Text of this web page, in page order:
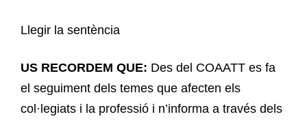
Llegir la sentència
US RECORDEM QUE: Des del COAATT es fa
el seguiment dels temes que afecten els
col·legiats i la professió i n’informa a través dels